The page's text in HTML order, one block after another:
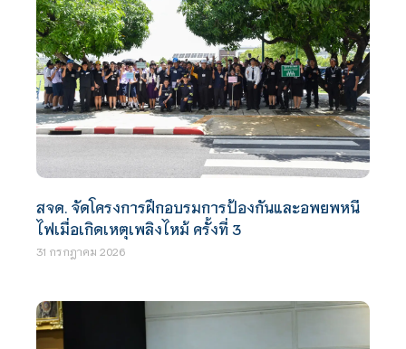
สจด. จัดโครงการฝึกอบรมการป้องกันและอพยพหนี
ไฟเมื่อเกิดเหตุเพลิงไหม้ ครั้งที่ 3
31 กรกฎาคม 2026